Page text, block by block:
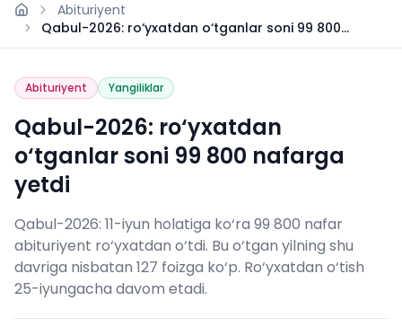
Abituriyent
Qabul-2026: ro‘yxatdan o‘tganlar soni 99 800
nafarga yetdi
Abituriyent Yangiliklar
Qabul-2026: ro‘yxatdan
o‘tganlar soni 99 800 nafarga
yetdi
Qabul-2026: 11-iyun holatiga ko‘ra 99 800 nafar
abituriyent ro‘yxatdan o‘tdi. Bu o‘tgan yilning shu
davriga nisbatan 127 foizga ko‘p. Ro‘yxatdan o‘tish
25-iyungacha davom etadi.